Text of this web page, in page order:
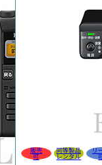
販売
可
同等製品
レンタル
リ